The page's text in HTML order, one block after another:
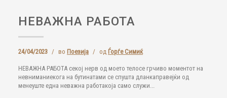
НЕВАЖНА РАБОТА
24/04/2023 / во Поезија / од Ѓорѓе Симиќ
НЕВАЖНА РАБОТА секој нерв од моето телосе грчиво моментот на
невниманиекога на бутинатами се спушта дланкаправејќи од
менеуште една неважна работакоја само служи...